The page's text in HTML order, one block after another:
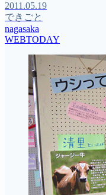
2011.05.19
できごと
nagasaka
WEBTODAY